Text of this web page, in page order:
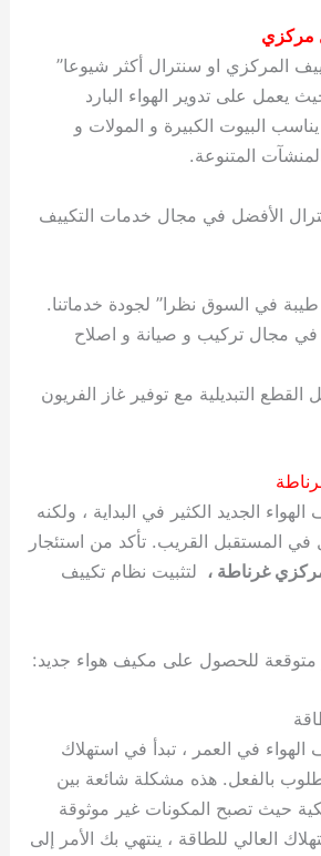
مركزي
المركزي او سنترال أكثر شيوعا”
يعمل على تدوير الهواء البارد
البيوت الكبيرة و المولات و
المتنوعة.
الأفضل في مجال خدمات التكييف
في السوق نظرا” لجودة خدماتنا.
في مجال تركيب و صيانة و اصلاح
القطع التبديلية مع توفير غاز الفريون
الجديد الكثير في البداية ، ولكنه
المستقبل القريب. تأكد من استئجار
غرناطة ، لتثبيت نظام تكييف
في العمر ، تبدأ في استهلاك
بالفعل. هذه مشكلة شائعة بين
حيث تصبح المكونات غير موثوقة
العالي للطاقة ، ينتهي بك الأمر إلى